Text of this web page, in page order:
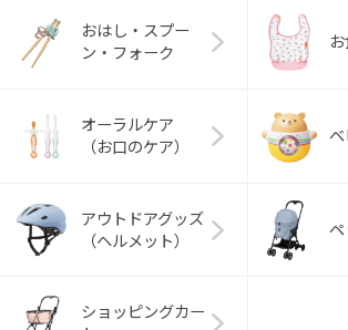
おはし・スプー
ン・フォーク
オーラルケア
（お口のケア）
アウトドアグッズ
（ヘルメット）
ショッピングカー